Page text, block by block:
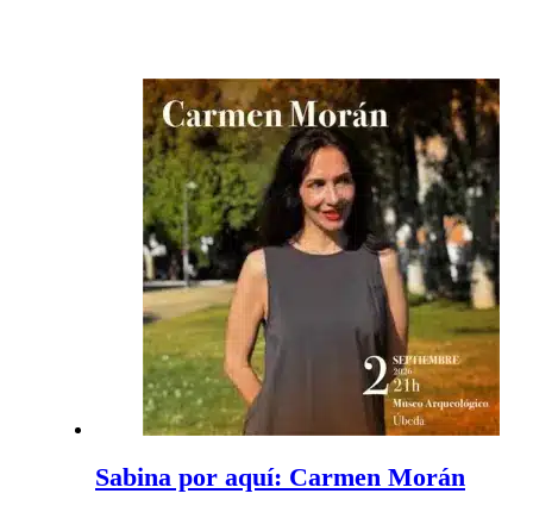
Sabina por aquí: Carmen Morán